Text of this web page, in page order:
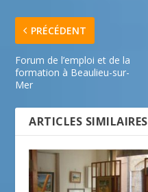
PRÉCÉDENT
Forum de l’emploi et de la
formation à Beaulieu-sur-
Mer
ARTICLES SIMILAIRES